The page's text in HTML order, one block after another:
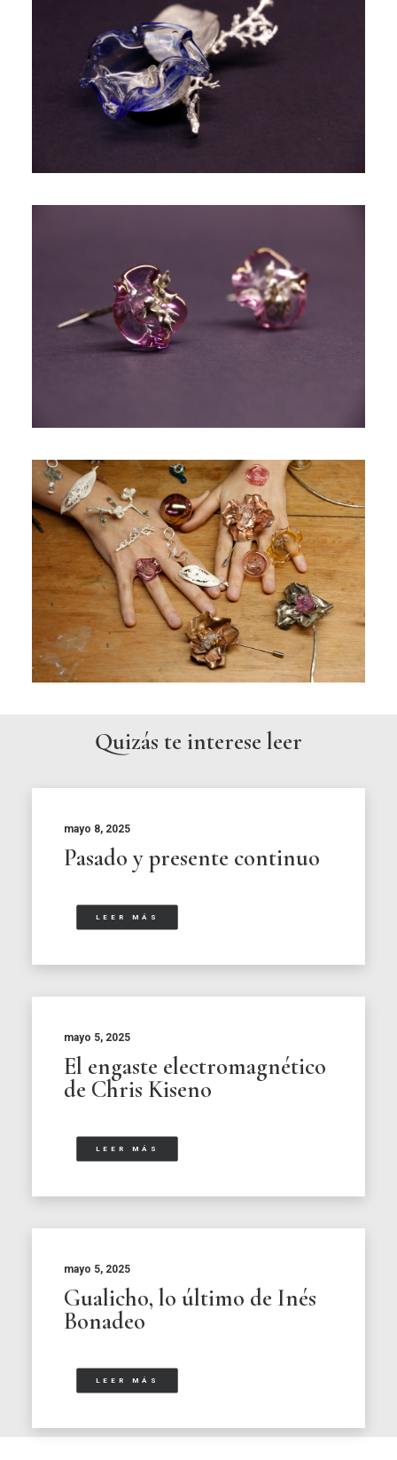
Quizás te interese leer
mayo 8, 2025
Pasado y presente continuo
LEER MÁS
mayo 5, 2025
El engaste electromagnético
de Chris Kiseno
LEER MÁS
mayo 5, 2025
Gualicho, lo último de Inés
Bonadeo
LEER MÁS